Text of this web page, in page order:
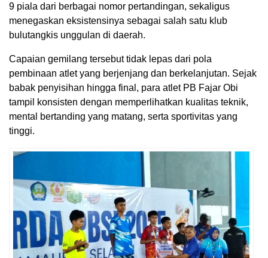
9 piala dari berbagai nomor pertandingan, sekaligus
menegaskan eksistensinya sebagai salah satu klub
bulutangkis unggulan di daerah.
Capaian gemilang tersebut tidak lepas dari pola
pembinaan atlet yang berjenjang dan berkelanjutan. Sejak
babak penyisihan hingga final, para atlet PB Fajar Obi
tampil konsisten dengan memperlihatkan kualitas teknik,
mental bertanding yang matang, serta sportivitas yang
tinggi.